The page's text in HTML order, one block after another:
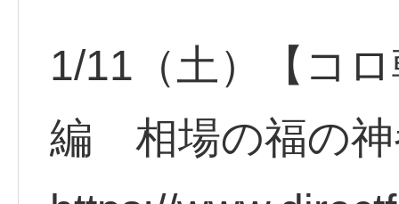
1/11（土）【コ
編 相場の福の神